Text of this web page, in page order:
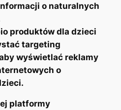
o naturalnych
produktów dla dzieci
targeting
wyświetlać reklamy
o
platformy